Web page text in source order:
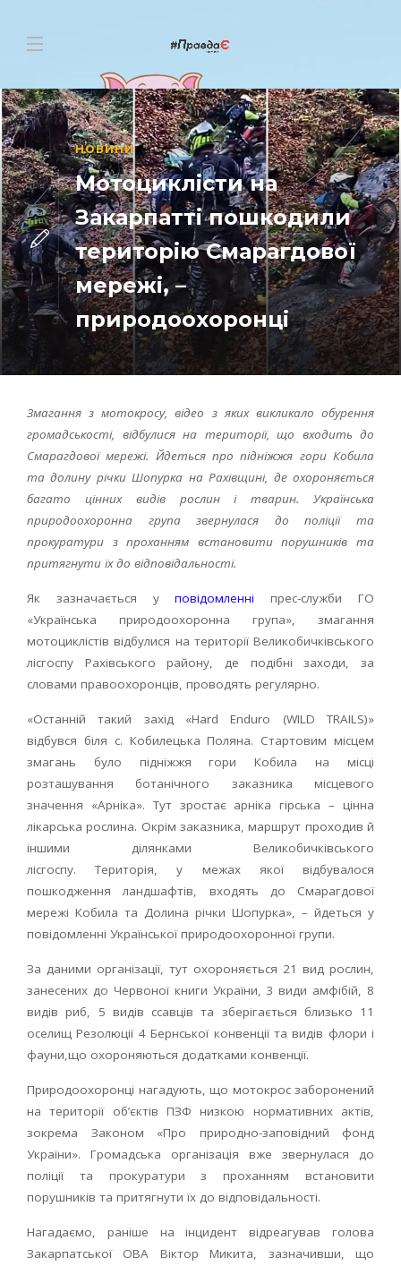
НОВИНИ
Мотоциклісти на
Закарпатті пошкодили
територію Смарагдової
мережі, –
природоохоронці
Змагання з мотокросу, відео з яких викликало обурення
громадськості, відбулися на території, що входить до
Смарагдової мережі. Йдеться про підніжжя гори Кобила
та долину річки Шопурка на Рахівщині, де охороняється
багато цінних видів рослин і тварин. Українська
природоохоронна група звернулася до поліції та
прокуратури з проханням встановити порушників та
притягнути їх до відповідальності.
Як зазначається уповідомленні прес-служби ГО
«Українська природоохоронна група», змагання
мотоциклістів відбулися на території Великобичківського
лісгоспу Рахівського району, де подібні заходи, за
словами правоохоронців, проводять регулярно.
«Останній такий захід «Hard Enduro (WILD TRAILS)»
відбувся біля с. Кобилецька Поляна. Стартовим місцем
змагань було підніжжя гори Кобила на місці
розташування ботанічного заказника місцевого
значення «Арніка». Тут зростає арніка гірська – цінна
лікарська рослина. Окрім заказника, маршрут проходив й
іншими ділянками Великобичківського
лісгоспу. Територія, у межах якої відбувалося
пошкодження ландшафтів, входять до Смарагдової
мережі Кобила та Долина річки Шопурка», – йдеться у
повідомленні Української природоохоронної групи.
За даними організації, тут охороняється 21 вид рослин,
занесених до Червоної книги України, 3 види амфібій, 8
видів риб, 5 видів ссавців та зберігається близько 11
оселищ Резолюції 4 Бернської конвенції та видів флори і
фауни,що охороняються додатками конвенції.
Природоохоронці нагадують, що мотокрос заборонений
на території об’єктів ПЗФ низкою нормативних актів,
зокрема Законом «Про природно-заповідний фонд
України». Громадська організація вже звернулася до
поліції та прокуратури з проханням встановити
порушників та притягнути їх до відповідальності.
Нагадаємо, раніше на інцидент відреагував голова
Закарпатської ОВА Віктор Микита, зазначивши, що